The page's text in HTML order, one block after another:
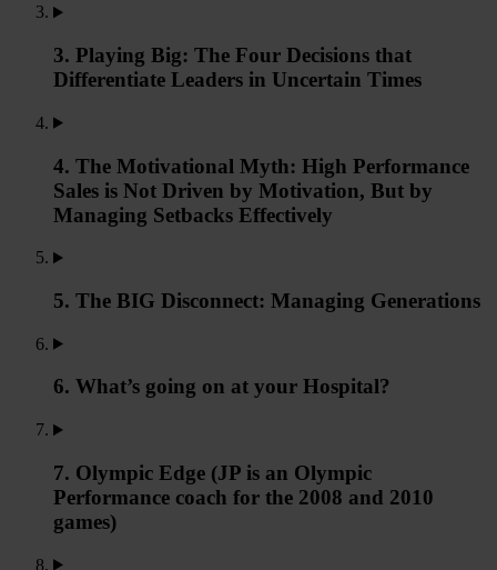
3. Playing Big: The Four Decisions that
Differentiate Leaders in Uncertain Times
4. The Motivational Myth: High Performance
Sales is Not Driven by Motivation, But by
Managing Setbacks Effectively
5. The BIG Disconnect: Managing Generations
6. What’s going on at your Hospital?
7. Olympic Edge (JP is an Olympic
Performance coach for the 2008 and 2010
games)